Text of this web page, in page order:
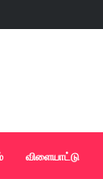
விளையாட்டு